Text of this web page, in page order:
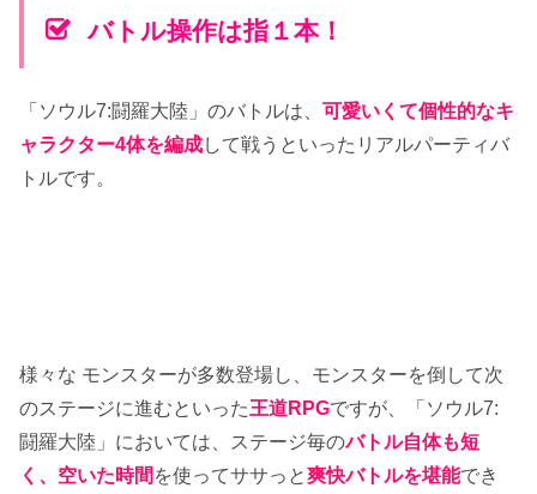
バトル操作は指１本！
「ソウル7:闘羅大陸」のバトルは、可愛いくて個性的なキ
ャラクター4体を編成して戦うといったリアルパーティバ
トルです。
様々な モンスターが多数登場し、モンスターを倒して次
のステージに進むといった王道RPGですが、「ソウル7:
闘羅大陸」においては、ステージ毎のバトル自体も短
く、空いた時間 を使ってササっと爽快バトルを堪能でき